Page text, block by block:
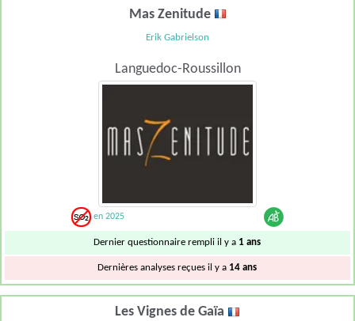
Mas Zenitude
Erik Gabrielson
Languedoc-Roussillon
en 2025
Dernier questionnaire rempli il y a 1 ans
Dernières analyses reçues il y a 14 ans
Les Vignes de Gaïa